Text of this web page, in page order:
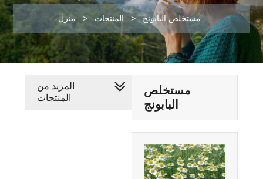
منزل > المنتجات > مستخلص البابونج
مستخلص
البابونج
المزيد من
المنتجات